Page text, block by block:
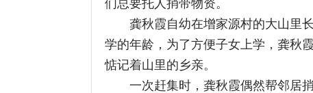
神，每当想到乡亲们为采购物资而在崎岖
忧。从那时起，她就坚定了为村民“跑腿”的
多年来，龚秋霞为村民服务的次数早已
入，从不计较个人得失。遇到村民需要捎
毫不犹豫地往返多次，多走几十里山路也